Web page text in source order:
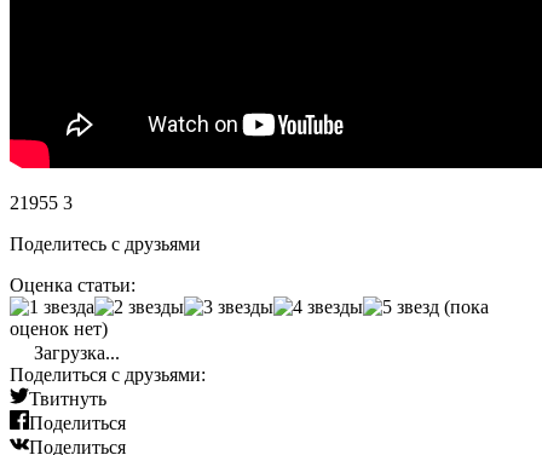
21955 3
Поделитесь с друзьями
Оценка статьи:
(пока
оценок нет)
Загрузка...
Поделиться с друзьями:
Твитнуть
Поделиться
Поделиться